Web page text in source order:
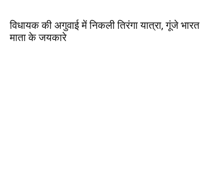
विधायक की अगुवाई में निकली तिरंगा यात्रा, गूंजे भारत
माता के जयकारे